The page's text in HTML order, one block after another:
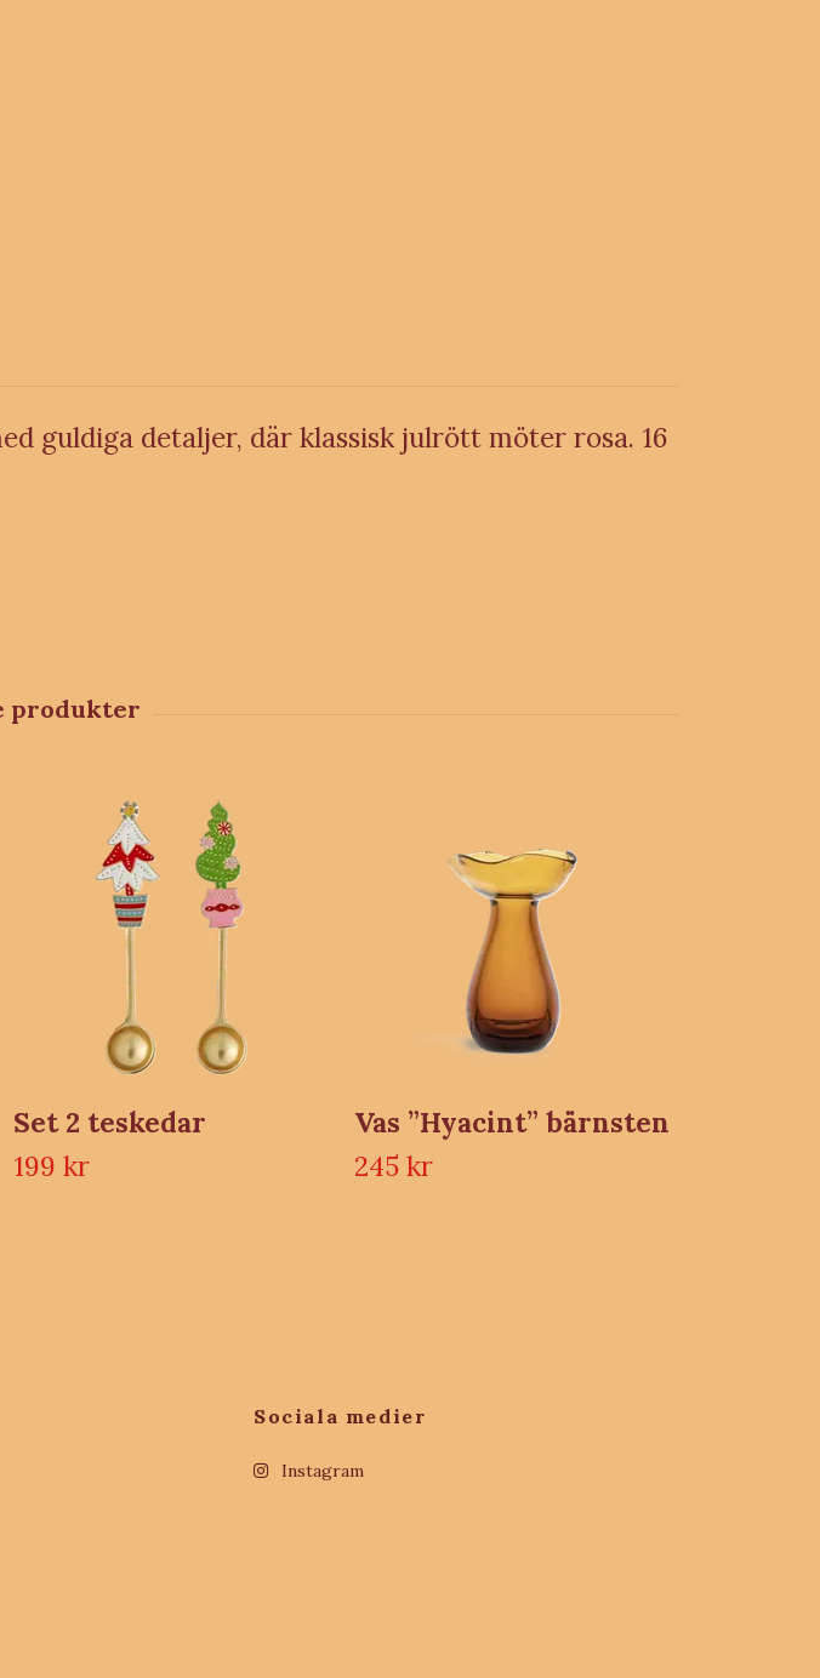
guldiga detaljer, där klassisk julrött möter rosa. 16
Set 2 teskedar
199 kr
Vas ”Hyacint” bärnsten
245 kr
Sociala medier
Instagram